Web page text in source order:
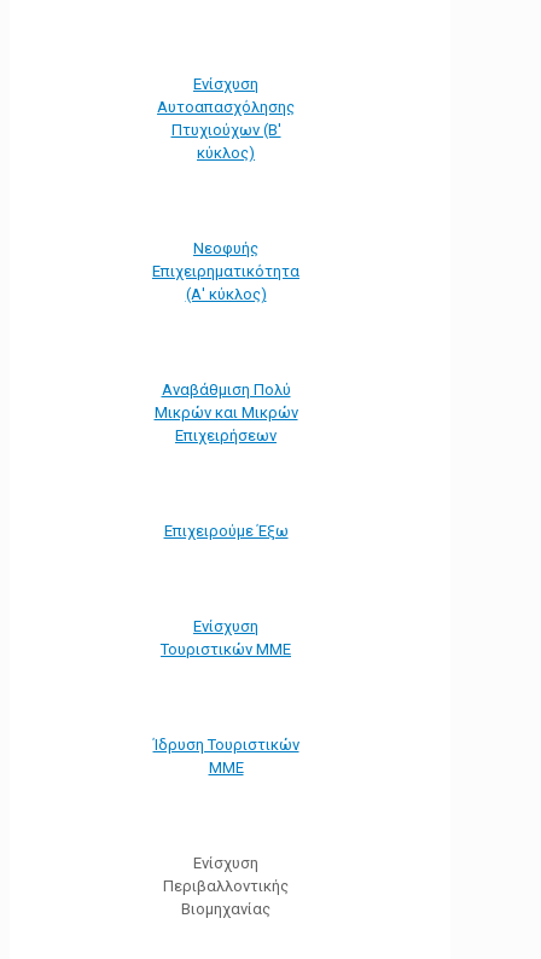
Ενίσχυση
Αυτοαπασχόλησης
Πτυχιούχων (Β'
κύκλος)
Νεοφυής
Επιχειρηματικότητα
(Α' κύκλος)
Αναβάθμιση Πολύ
Μικρών και Μικρών
Επιχειρήσεων
Επιχειρούμε Έξω
Ενίσχυση
Τουριστικών ΜΜΕ
Ίδρυση Τουριστικών
ΜΜΕ
Ενίσχυση
Περιβαλλοντικής
Βιομηχανίας